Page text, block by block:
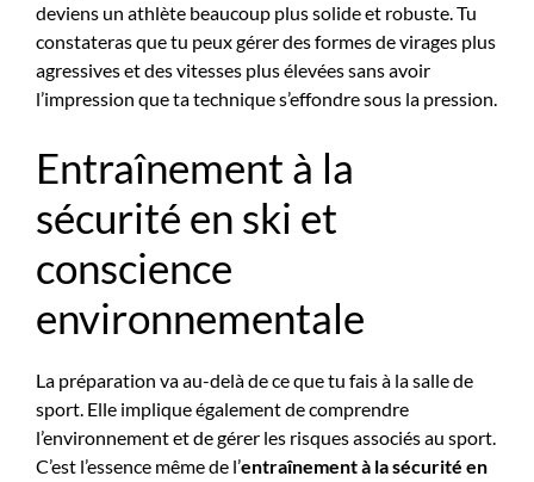
deviens un athlète beaucoup plus solide et robuste. Tu
constateras que tu peux gérer des formes de virages plus
agressives et des vitesses plus élevées sans avoir
l’impression que ta technique s’effondre sous la pression.
Entraînement à la
sécurité en ski et
conscience
environnementale
La préparation va au-delà de ce que tu fais à la salle de
sport. Elle implique également de comprendre
l’environnement et de gérer les risques associés au sport.
C’est l’essence même de l’entraînement à la sécurité en